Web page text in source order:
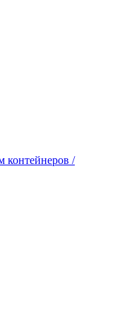
контейнеров /